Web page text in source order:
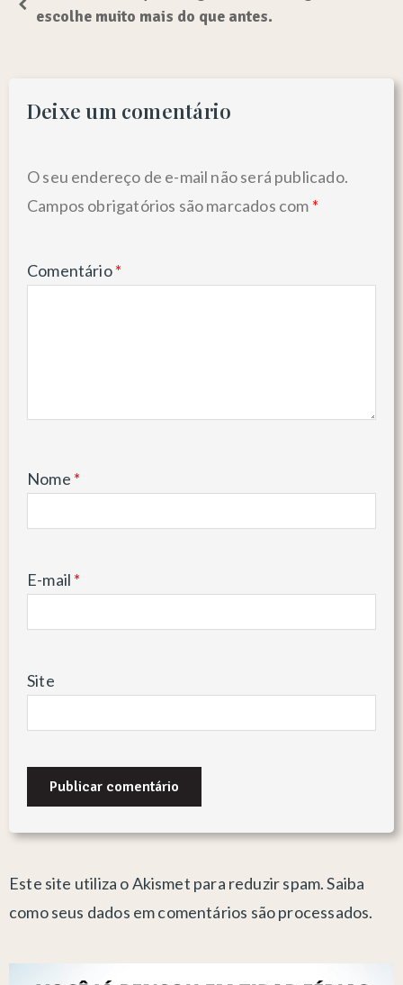
escolhe muito mais do que antes.
Deixe um comentário
O seu endereço de e-mail não será publicado.
Campos obrigatórios são marcados com *
Comentário*
Nome *
E-mail *
Site
Este site utiliza o Akismet para reduzir spam.Saiba
como seus dados em comentários são processados.